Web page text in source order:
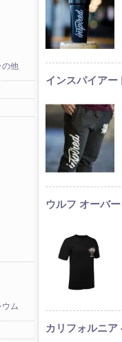
の他
ウム
インスパイアー
ウルフ オーバ
カリフォルニ